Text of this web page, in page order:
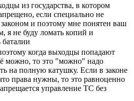
из государства, в котором
если специально не
и поэтому мне понятен ваш
я не буду ломать копий и
баталии
когда выходцы попадают
можно, то это "можно" надо
на полную катушку. Если в законе
права нужны, то это равноценно
управление ТС без